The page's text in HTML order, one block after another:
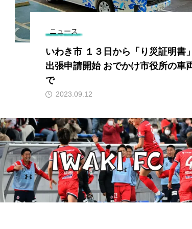
ニュース
いわき市 １３日から「り災証明書」
出張申請開始 おでかけ市役所の車
で
2023.09.12